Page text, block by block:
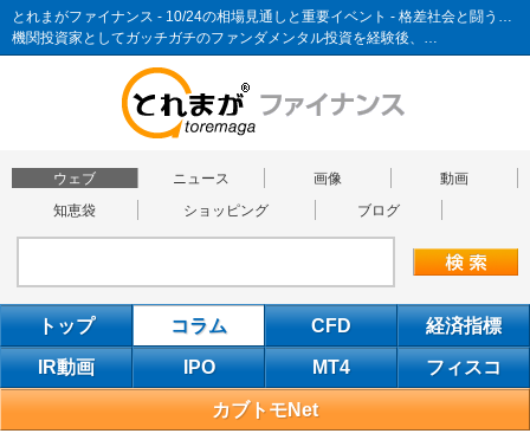
とれまがファイナンス - 10/24の相場見通しと重要イベント - 格差社会と闘う投資術
機関投資家としてガッチガチのファンダメンタル投資を経験後、…
ウェブ ニュース 画像
動画
知恵袋
ショッピング ブログ
トップ コラム CFD 経済指標
IR動画 IPO MT4 フィスコ
カブトモNet